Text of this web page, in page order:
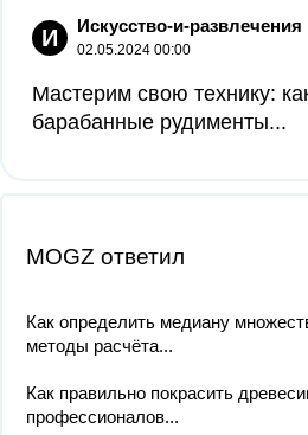
И Искусство-и-развлечения
02.05.2024 00:00
Мастерим свою технику:
барабанные рудименты...
MOGZ ответил
Как определить медиану
методы расчёта...
Как правильно покрасить
профессионалов...